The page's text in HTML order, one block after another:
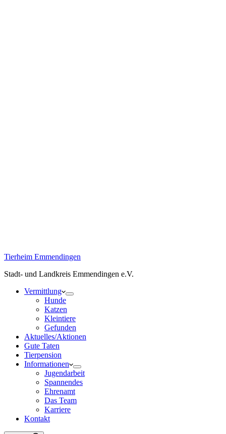
Tierheim Emmendingen
Stadt- und Landkreis Emmendingen e.V.
Vermittlung
Hunde
Katzen
Kleintiere
Gefunden
Aktuelles/Aktionen
Gute Taten
Tierpension
Informationen
Jugendarbeit
Spannendes
Ehrenamt
Das Team
Karriere
Kontakt